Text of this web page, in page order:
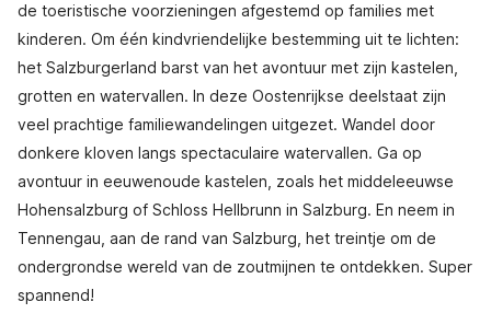
de toeristische voorzieningen afgestemd op families met
kinderen. Om één kindvriendelijke bestemming uit te lichten:
het Salzburgerland barst van het avontuur met zijn kastelen,
grotten en watervallen. In deze Oostenrijkse deelstaat zijn
veel prachtige familiewandelingen uitgezet. Wandel door
donkere kloven langs spectaculaire watervallen. Ga op
avontuur in eeuwenoude kastelen, zoals het middeleeuwse
Hohensalzburg of Schloss Hellbrunn in Salzburg. En neem in
Tennengau, aan de rand van Salzburg, het treintje om de
ondergrondse wereld van de zoutmijnen te ontdekken. Super
spannend!